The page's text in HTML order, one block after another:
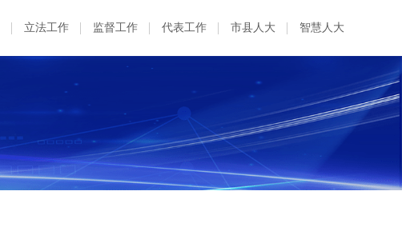
立法工作 监督工作 代表工作 市县人大 智慧人大